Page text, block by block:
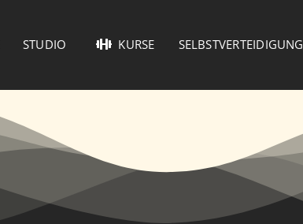
STUDIO KURSE SELBSTVERTEIDIGUNG